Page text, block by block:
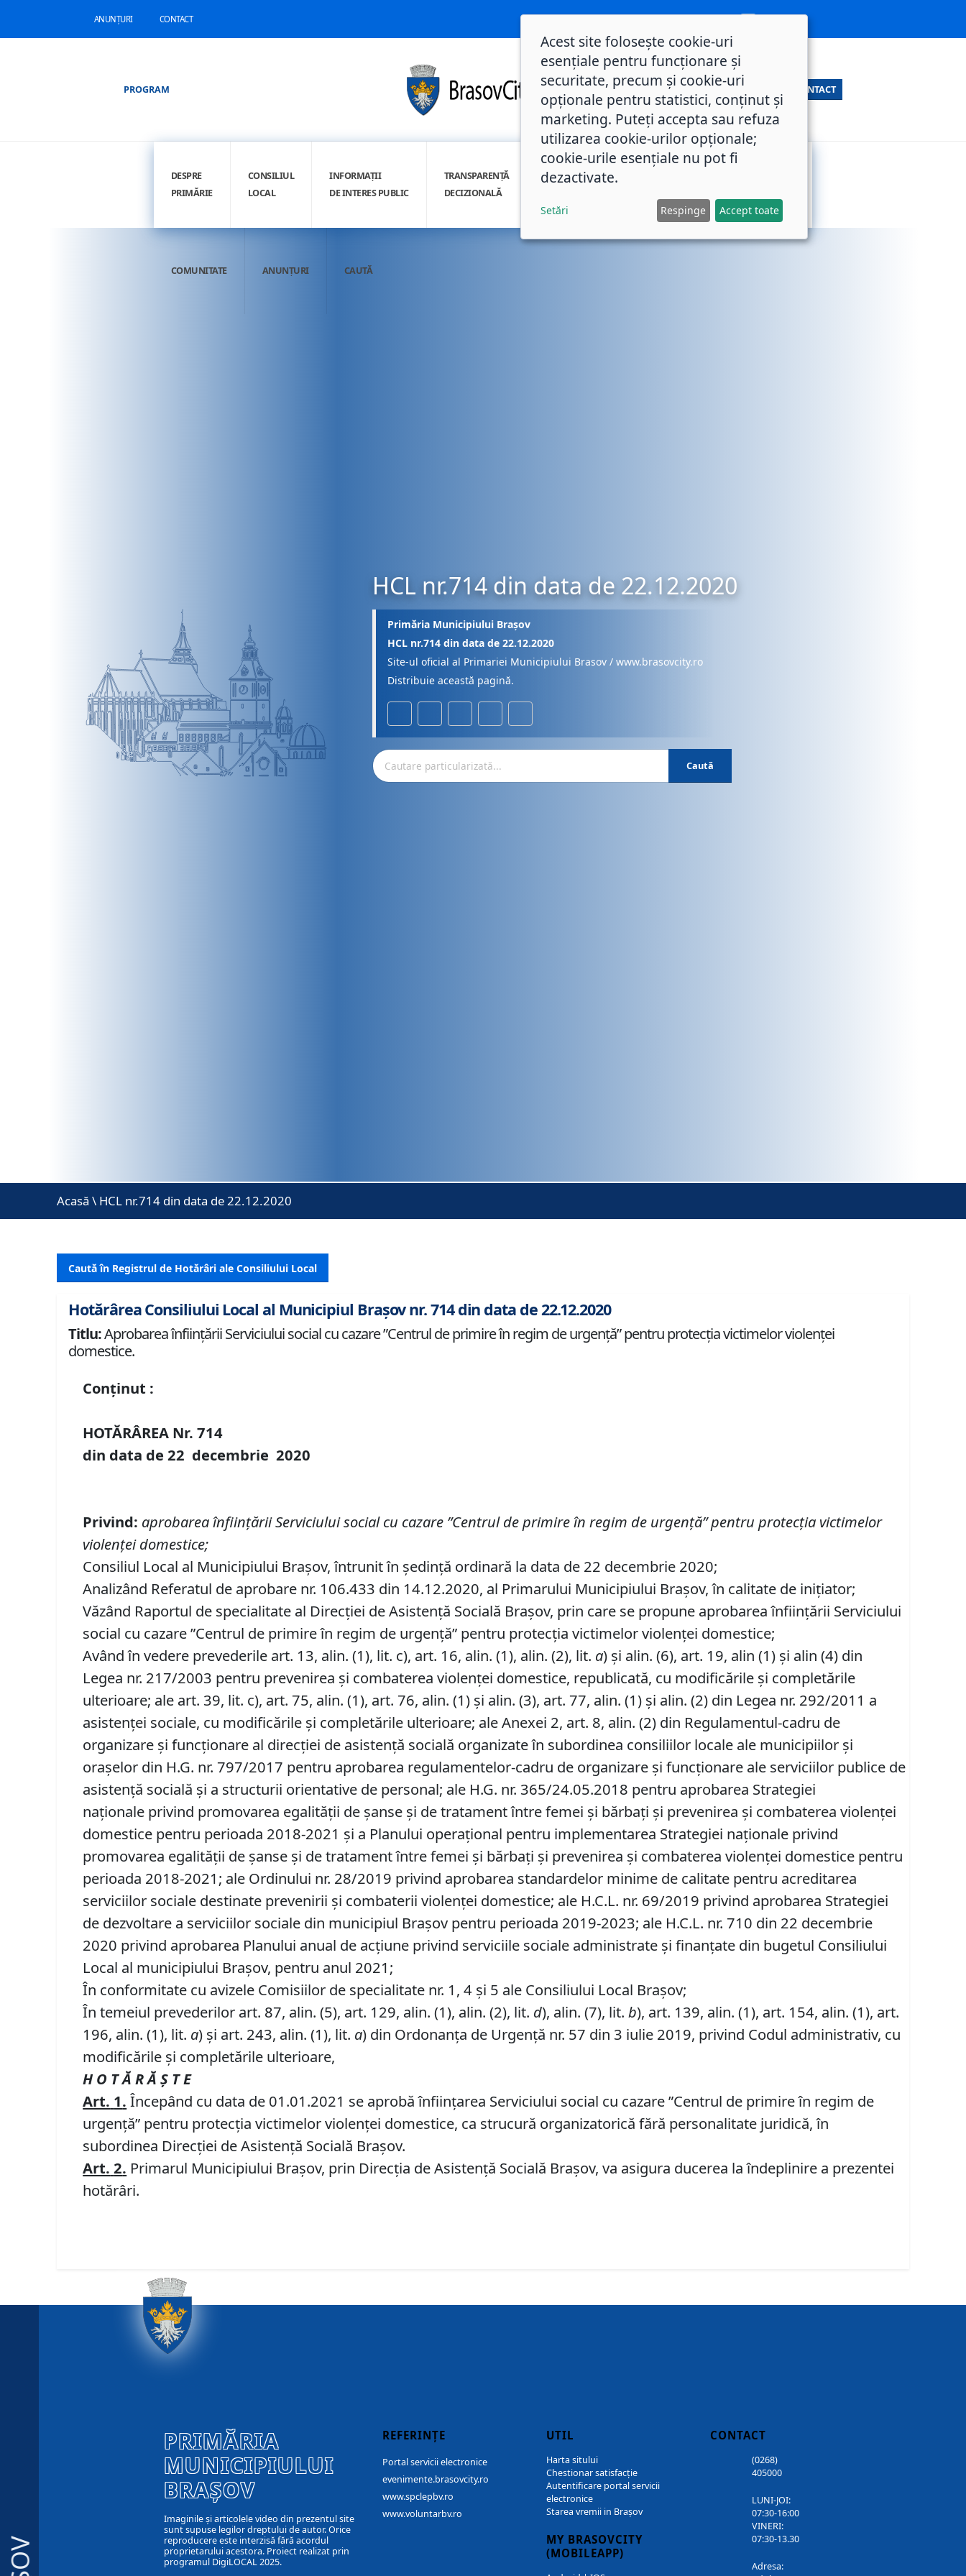
ANUNȚURI CONTACT
PROGRAM CONTACT
DESPRE
PRIMĂRIE
CONSILIUL
LOCAL
INFORMAȚII
DE INTERES PUBLIC
TRANSPARENȚĂ
DECIZIONALĂ
INTEGRITATE
COMUNITATE ANUNȚURI CAUTĂ
HCL nr.714 din data de 22.12.2020
Primăria Municipiului Brașov
HCL nr.714 din data de 22.12.2020
Site-ul oficial al Primariei Municipiului Brasov / www.brasovcity.ro
Distribuie această pagină.
Caută
Acasă \ HCL nr.714 din data de 22.12.2020
Caută în Registrul de Hotărâri ale Consiliului Local
Hotărârea Consiliului Local al Municipiul Brașov nr. 714 din data de 22.12.2020
Titlu:Aprobarea înființării Serviciului social cu cazare ”Centrul de primire în regim de urgenţă” pentru protecţia victimelor violenţei
domestice.
Conținut :
HOTĂRÂREA Nr.714
din data de22 decembrie2020
Privind: aprobarea înființării Serviciului social cu cazare ”Centrul de primire în regim de urgenţă” pentru protecţia victimelor
violenţei domestice;
Consiliul Local al Municipiului Brașov, întrunit în ședință ordinară la data de 22 decembrie 2020;
Analizând Referatul de aprobare nr. 106.433 din 14.12.2020, al Primarului Municipiului Brașov, în calitate de inițiator;
Văzând Raportul de specialitate al Direcției de Asistență Socială Brașov, prin care se propune aprobarea înființării Serviciului
social cu cazare ”Centrul de primire în regim de urgenţă” pentru protecţia victimelor violenţei domestice;
Având în vedere prevederile art. 13, alin. (1), lit. c), art. 16, alin. (1), alin. (2), lit. a) şi alin. (6), art. 19, alin (1) şi alin (4) din
Legea nr. 217/2003 pentru prevenirea şi combaterea violenţei domestice, republicată, cu modificările și completările
ulterioare; ale art. 39, lit. c), art. 75, alin. (1), art. 76, alin. (1) şi alin. (3), art. 77, alin. (1) şi alin. (2) din Legea nr. 292/2011 a
asistenței sociale, cu modificările și completările ulterioare; ale Anexei 2, art. 8, alin. (2) din Regulamentul-cadru de
organizare și funcționare al direcției de asistență socială organizate în subordinea consiliilor locale ale municipiilor și
orașelor din H.G. nr. 797/2017 pentru aprobarea regulamentelor-cadru de organizare şi funcţionare ale serviciilor publice de
asistenţă socială şi a structurii orientative de personal; ale H.G. nr. 365/24.05.2018 pentru aprobarea Strategiei
naţionale privind promovarea egalităţii de şanse şi de tratament între femei şi bărbaţi şi prevenirea şi combaterea violenţei
domestice pentru perioada 2018-2021 şi a Planului operaţional pentru implementarea Strategiei naţionale privind
promovarea egalităţii de şanse şi de tratament între femei şi bărbaţi şi prevenirea şi combaterea violenţei domestice pentru
perioada 2018-2021; ale Ordinului nr. 28/2019 privind aprobarea standardelor minime de calitate pentru acreditarea
serviciilor sociale destinate prevenirii şi combaterii violenţei domestice; ale H.C.L. nr. 69/2019 privind aprobarea Strategiei
de dezvoltare a serviciilor sociale din municipiul Braşov pentru perioada 2019-2023; ale H.C.L. nr. 710 din 22 decembrie
2020 privind aprobarea Planului anual de acţiune privind serviciile sociale administrate și finanțate din bugetul Consiliului
Local al municipiului Brașov, pentru anul 2021;
În conformitate cu avizele Comisiilor de specialitate nr. 1, 4 și 5 ale Consiliului Local Brașov;
În temeiul prevederilor art. 87, alin. (5), art. 129, alin. (1), alin. (2), lit. d), alin. (7), lit.b), art. 139, alin. (1), art. 154, alin. (1), art.
196, alin. (1), lit. a) și art. 243, alin. (1), lit. a) din Ordonanța de Urgență nr. 57 din 3 iulie 2019, privind Codul administrativ, cu
modificările și completările ulterioare,
H O T Ă R Ă Ş T E
Art. 1. Începând cu data de 01.01.2021 se aprobă înființarea Serviciului social cu cazare ”Centrul de primire în regim de
urgenţă” pentru protecţia victimelor violenţei domestice, ca strucură organizatorică fără personalitate juridică, în
subordinea Direcției de Asistență Socială Brașov.
Art. 2. Primarul Municipiului Braşov, prin Direcţia de Asistenţă Socială Braşov, va asigura ducerea la îndeplinire a prezentei
hotărâri.
PRIMĂRIA
MUNICIPIULUI
BRAȘOV
Imaginile și articolele video din prezentul site
sunt supuse legilor dreptului de autor. Orice
reproducere este interzisă fără acordul
proprietarului acestora. Proiect realizat prin
programul DigiLOCAL 2025.
REFERINȚE
Portal servicii electronice
evenimente.brasovcity.ro
www.spclepbv.ro
www.voluntarbv.ro
UTIL
Harta sitului
Chestionar satisfacție
Autentificare portal servicii
electronice
Starea vremii in Brașov
MY BRASOVCITY
(MOBILEAPP)
CONTACT
(0268)
405000
LUNI-JOI:
07:30-16:00
VINERI:
07:30-13.30
Adresa:
Acest site folosește cookie-uri
esențiale pentru funcționare și
securitate, precum și cookie-uri
opționale pentru statistici, conținut și
marketing. Puteți accepta sau refuza
utilizarea cookie-urilor opționale;
cookie-urile esențiale nu pot fi
dezactivate.
Setări Respinge Accept toate